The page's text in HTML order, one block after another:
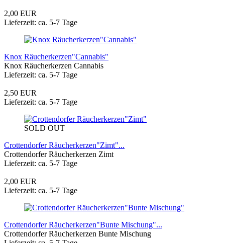
2,00 EUR
Lieferzeit: ca. 5-7 Tage
Knox Räucherkerzen"Cannabis"
Knox Räucherkerzen Cannabis
Lieferzeit: ca. 5-7 Tage
2,50 EUR
Lieferzeit: ca. 5-7 Tage
SOLD OUT
Crottendorfer Räucherkerzen"Zimt"...
Crottendorfer Räucherkerzen Zimt
Lieferzeit: ca. 5-7 Tage
2,00 EUR
Lieferzeit: ca. 5-7 Tage
Crottendorfer Räucherkerzen"Bunte Mischung"...
Crottendorfer Räucherkerzen Bunte Mischung